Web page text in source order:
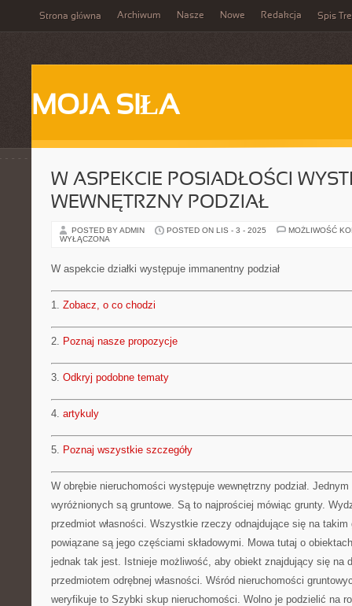
Strona główna Archiwum Nasze Nowe Redakcja Spis
MOJA SIŁA
W ASPEKCIE POSIADŁOŚCI
WEWNĘTRZNY PODZIAŁ
POSTED BY ADMIN POSTED ON LIS - 3 - 2025
MOŻLIWOŚĆ
WYŁĄCZONA
W aspekcie działki występuje immanentny podział
1. Zobacz, o co chodzi
2. Poznaj nasze propozycje
3. Odkryj podobne tematy
4. artykuly
5. Poznaj wszystkie szczegóły
W obrębie nieruchomości występuje wewnętrzny podział.
wyróżnionych są gruntowe. Są to najprościej mówiąc grunty.
przedmiot własności. Wszystkie rzeczy odnajdujące się na
powiązane są jego częściami składowymi. Mowa tutaj o
jednak tak jest. Istnieje możliwość, aby obiekt znajdujący się na
przedmiotem odrębnej własności. Wśród nieruchomości
weryfikuje to Szybki skup nieruchomości. Wolno je podzielić na